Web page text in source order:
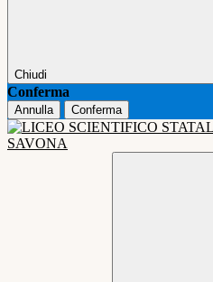
Chiudi
Conferma
Annulla Conferma